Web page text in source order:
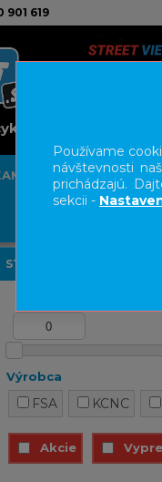
901 619
PREDAJNA
STREDOVÉ ZLOŽENIE
Výrobca
FSA KCNC
Akcie
Používame
návštevnosti
prichádzajú.
sekcii -